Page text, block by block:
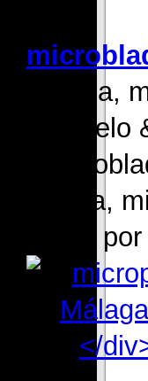
Málaga,
Marbella,
pelo